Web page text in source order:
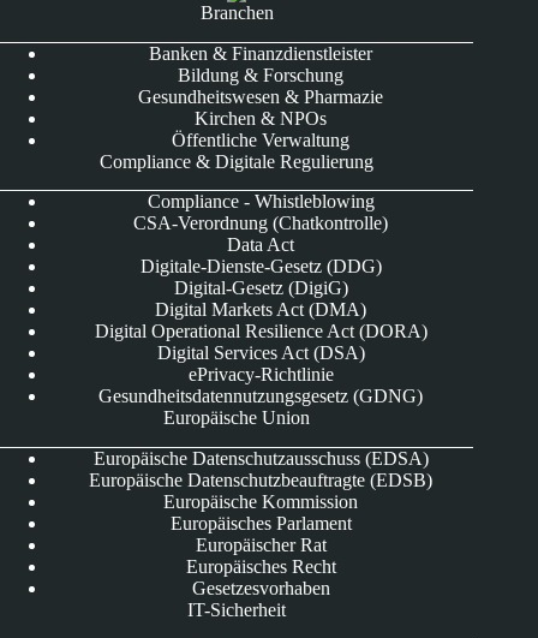
Branchen
Banken & Finanzdienstleister
Bildung & Forschung
Gesundheitswesen & Pharmazie
Kirchen & NPOs
Öffentliche Verwaltung
Compliance & Digitale Regulierung
Compliance - Whistleblowing
CSA-Verordnung (Chatkontrolle)
Data Act
Digitale-Dienste-Gesetz (DDG)
Digital-Gesetz (DigiG)
Digital Markets Act (DMA)
Digital Operational Resilience Act (DORA)
Digital Services Act (DSA)
ePrivacy-Richtlinie
Gesundheitsdatennutzungsgesetz (GDNG)
Europäische Union
Europäische Datenschutzausschuss (EDSA)
Europäische Datenschutzbeauftragte (EDSB)
Europäische Kommission
Europäisches Parlament
Europäischer Rat
Europäisches Recht
Gesetzesvorhaben
IT-Sicherheit